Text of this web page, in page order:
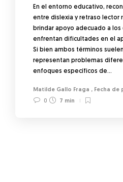
En el entorno educativo,
entre dislexia y retraso lector
brindar apoyo adecuado a
enfrentan dificultades en el
Si bien ambos términos
representan problemas
enfoques específicos de…
Matilde Gallo Fraga ,
0
7 min